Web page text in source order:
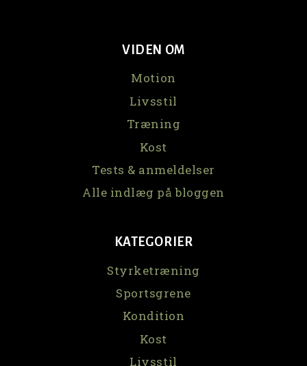
VIDEN OM
Motion
Livsstil
Træning
Kost
Tests & anmeldelser
Alle indlæg på bloggen
KATEGORIER
Styrketræning
Sportsgrene
Kondition
Kost
Livsstil